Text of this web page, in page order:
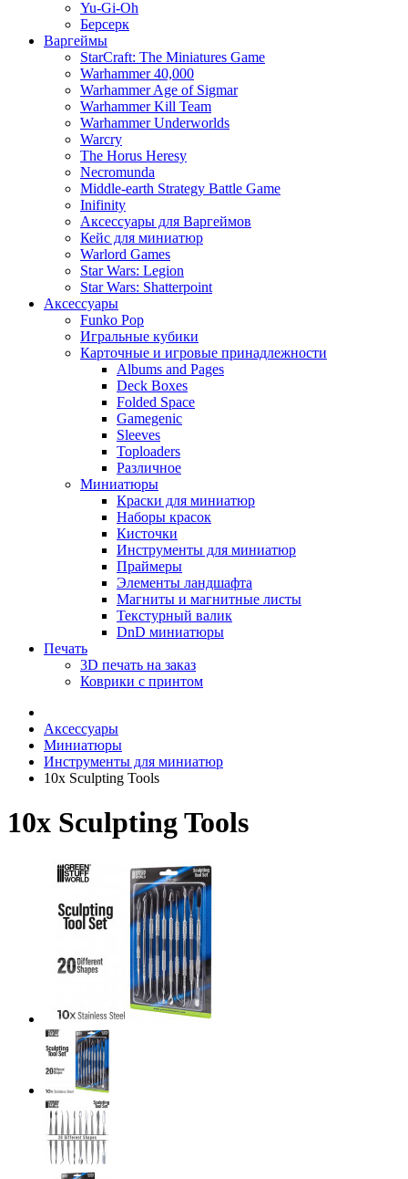
Yu-Gi-Oh
Берсерк
Варгеймы
StarCraft: The Miniatures Game
Warhammer 40,000
Warhammer Age of Sigmar
Warhammer Kill Team
Warhammer Underworlds
Warcry
The Horus Heresy
Necromunda
Middle-earth Strategy Battle Game
Inifinity
Аксессуары для Варгеймов
Кейс для миниатюр
Warlord Games
Star Wars: Legion
Star Wars: Shatterpoint
Аксессуары
Funko Pop
Игральные кубики
Карточные и игровые принадлежности
Albums and Pages
Deck Boxes
Folded Space
Gamegenic
Sleeves
Toploaders
Различное
Миниатюры
Краски для миниатюр
Наборы красок
Кисточки
Инструменты для миниатюр
Праймеры
Элементы ландшафта
Магниты и магнитные листы
Текстурный валик
DnD миниатюры
Печать
3D печать на заказ
Коврики с принтом
Аксессуары
Миниатюры
Инструменты для миниатюр
10x Sculpting Tools
10x Sculpting Tools